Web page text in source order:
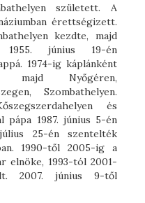
született. A
érettségizett.
kezdte, majd
június 19-én
1974-ig káplánként
majd Nyőgéren,
Szombathelyen.
és
pápa 1987. június 5-én
25-én szentelték
1990-től 2005-ig a
elnöke, 1993-tól 2001-
2007. június 9-től